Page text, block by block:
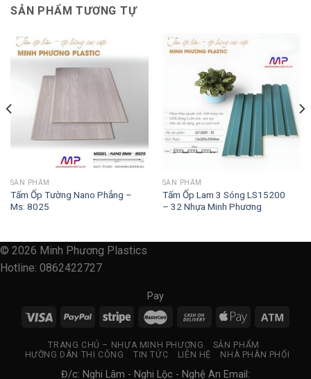
SẢN PHẨM TƯƠNG TỰ
SẢN PHẨM
Tấm Ốp Tường Nano Phẳng –
Ms: 8025
SẢN PHẨM
Tấm Ốp Lam 3 Sóng LS15200
– 32 Nhựa Minh Phương
© 2026 Minh Phương Plastics
Hotline: 0862422727
Pay
TRANG CHỦ – NHỰA MINH PHƯƠNG
SẢN PHẨM
HƯỠNG DÂN THI CÔNG
TIN TỨC LIÊN HỆ NHÀ PHÂN PHỐI
Đ/c: Nghi Lâm - Nghi Lộc - Nghệ An Email: